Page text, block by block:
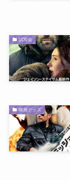
試写会
映画グッズ